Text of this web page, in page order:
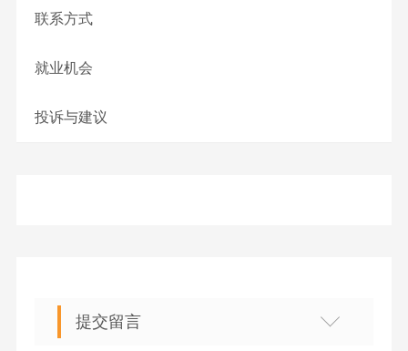
联系方式
就业机会
投诉与建议
提交留言